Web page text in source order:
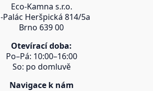
Eco-Kamna s.r.o.
Palác Heršpická 814/5a
Brno 639 00
Otevírací doba:
Po–Pá: 10:00–16:00
So: po domluvě
Navigace k nám